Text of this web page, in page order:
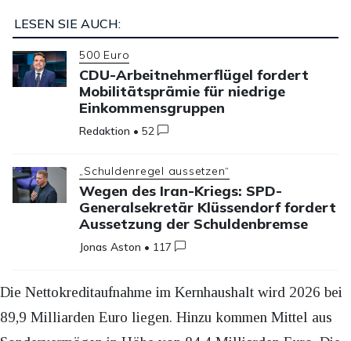
LESEN SIE AUCH:
500 Euro
CDU-Arbeitnehmerflügel fordert
Mobilitätsprämie für niedrige
Einkommensgruppen
Redaktion •52
„Schuldenregel aussetzen“
Wegen des Iran-Kriegs: SPD-
Generalsekretär Klüssendorf fordert
Aussetzung der Schuldenbremse
Jonas Aston • 117
Die Nettokreditaufnahme im Kernhaushalt wird 2026 bei
89,9 Milliarden Euro liegen. Hinzu kommen Mittel aus